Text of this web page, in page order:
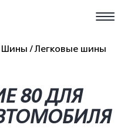
Шины Легковые шины
80 ДЛЯ